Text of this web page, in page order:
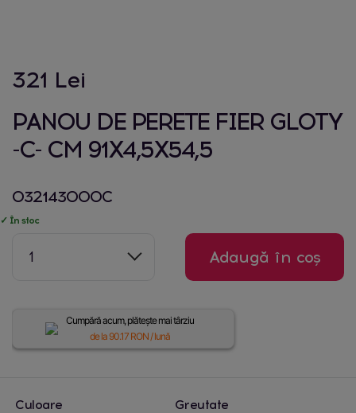
321 Lei
PANOU DE PERETE FIER GLOTY
-C- CM 91X4,5X54,5
032143000C
✓ În stoc
1 Adaugă în coș
Cumpără acum, plătește mai târziu
de la 90.17RON / lună
Culoare
Greutate